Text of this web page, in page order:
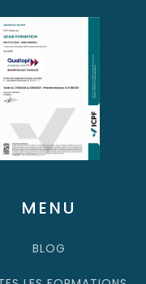
MENU
BLOG